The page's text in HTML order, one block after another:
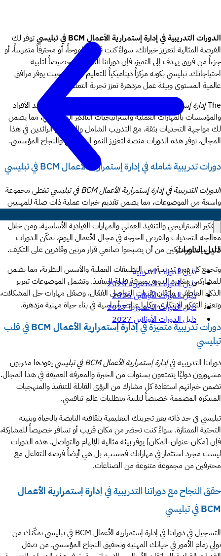
دليل الدورات
دليل الدورات التدريبية
دليل الدورات الحضورية 2026
دليل الدورات الأونلاين 2026
دليل الدورات الحضورية 2027
دليل الدورات الأونلاين 2027
الدورات التدريبية في إدارة إستمرارية الأعمال BCM في تبليسي
توفر لك
الفرصة المثالية لتعزيز خبراتك. سواءً كنت قائداً طموحاً، أو محترفاً متمرساً، أو
جزءاً من فريق يهدف إلى التميز، فإن دوراتنا المصممة خصيصاً لتلبية
احتياجاتك. تبليسي بكونه مركزاً ديناميكياً للتعليم المهني، حيث يوفر مرافق
عالمية المستوى وبيئة عمل مزدهرة تعزز تجربة التعلم.
Theإدارة إستمرارية الأعمال BCM دورات في تبليسي
تركز على تزويد الأفراد
والمؤسسات بالمهارات العملية واستراتيجيات التفكير المستقبلي، مما يضمن
لك مواجهة التحديات بثقة. مع التدريب الشامل والمدربين الرائدين في هذا
المجال، توفر هذه الدورات منصة لتعزيز النمو الشخصي والنجاح المؤسسي.
دورات تدريبية شامله في إدارة إستمرارية الأعمال BCM في تبليسي
الدورات التدريبية في إدارة إستمرارية الأعمال BCM في تبليسي
تغطي مجموعة
واسعة من الموضوعات، مما يضمن تقديم خبرات عملية ذات صلة للمهنيين
التفكير الاستراتيجي والتنفيذ العملي والمهارات القيادية الأساسية. ومن خلال
معالجة التحديات والفرص الحرجة في مجال الأعمال اليوم، تمكّن الدورات
التدريبية المشاركين من أن يصبحوا صانعي قرار مرنين وقادرين على التكيف.
وتجمع كل دورة تدريبية بين التطبيقات العملية والأسس النظرية، مما يضمن
للمشاركين مغادرة الدورة بمعرفة قابلة للتنفيذ. وتشمل الموضوعات تعزيز
الذكاء العاطفي، وإتقان تقنيات التواصل الفعّال، وصقل مهارات حل المشكلات،
وتعزيز التفكير الابتكاري، وكلها عناصر أساسية في بناء حياة مهنية مزدهرة.
دورات تدريبية متميزة فيإدارة إستمرارية الأعمال BCM
في قلب
تبليسي
دوراتنا التدريبية فيإدارة إستمرارية الأعمال BCM في تبليسي
يقودها مدربون
مشهورون دوليًا يتمتعون بسنوات من الخبرة والمعرفة العميقة في هذا المجال.
تضمن خبراتهم استفادة كل مشارك من الرؤى القابلة للتنفيذ والمنهجيات
المبتكرة المصممة خصيصاً لتلبية متطلبات عالم تنافسي.
تبليسي في حد ذاته يعزز تجربتك التعليمية بثقافته النابضة بالحياة وبنيته
التحتية الممتازة. سواءً كنت تحضر من مكان قريب أو تسافر خصيصاً للمشاركة،
فإن [مكان-عنوان-المكان] يوفر بيئة مثالية للإلهام والتواصل. هذه الدورات
ليست مجرد استثمار في مهاراتك فحسب، بل هي أيضاً فرصة للتفاعل مع
محترفين من مجموعة متنوعة من الصناعات.
حقق النجاح مع دوراتنا التدريبية فيإدارة إستمرارية الأعمال
BCMفي تبليسي
التسجيل في دوراتنا في إدارة إستمرارية الأعمال BCM في تبليسي تمكّنك من
تولي زمام الأمور في حياتك المهنية وتحقيق النجاح المؤسسي. من صقل